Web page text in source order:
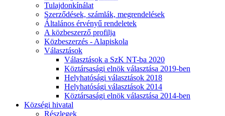
Tulajdonkínálat
Szerződések, számlák, megrendelések
Általános érvényű rendeletek
A közbeszerző profilja
Közbeszerzés - Alapiskola
Választások
Választások a SzK NT-ba 2020
Köztársasági elnök választása 2019-ben
Helyhatósági választások 2018
Helyhatósági választások 2014
Köztársasági elnök választása 2014-ben
Községi hivatal
Részlegek